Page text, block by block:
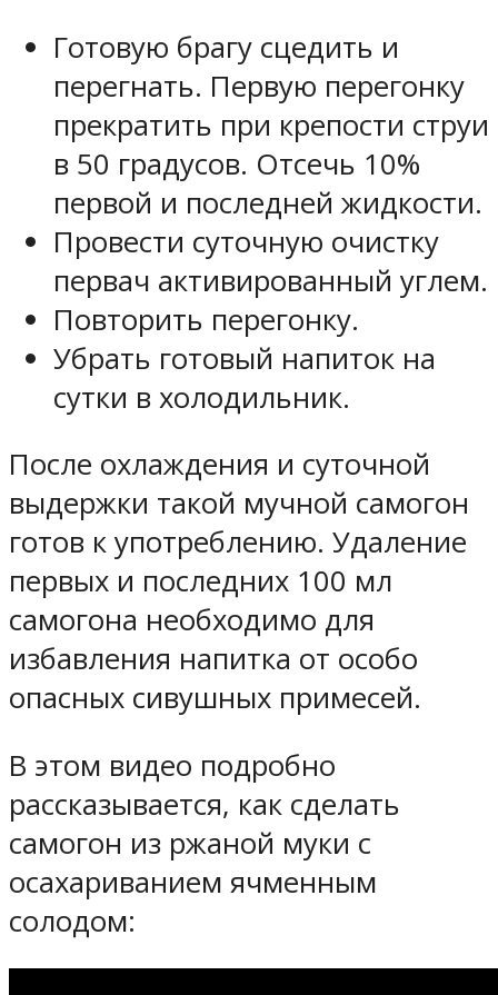
Готовую брагу сцедить и
перегнать. Первую перегонку
прекратить при крепости струи
в 50 градусов. Отсечь 10%
первой и последней жидкости.
Провести суточную очистку
первач активированный углем.
Повторить перегонку.
Убрать готовый напиток на
сутки в холодильник.
После охлаждения и суточной
выдержки такой мучной самогон
готов к употреблению. Удаление
первых и последних 100 мл
самогона необходимо для
избавления напитка от особо
опасных сивушных примесей.
В этом видео подробно
рассказывается, как сделать
самогон из ржаной муки с
осахариванием ячменным
солодом: